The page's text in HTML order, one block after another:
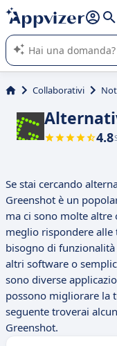
righe con
shift + enter
L'IA di Appvizer vi guida
software SaaS per la
Collaborativi
4.8
Se stai cercando
Greenshot è un
ma ci sono molte
meglio rispondere alle
bisogno di
altri software o
sono diverse
possono migliorare la
seguente troverai
Greenshot.